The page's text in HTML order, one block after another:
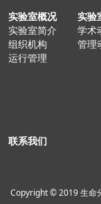
实验室概况
实验室简介
组织机构
运行管理
实验
学术
管理
联系我们
Copyright © 2019 生命